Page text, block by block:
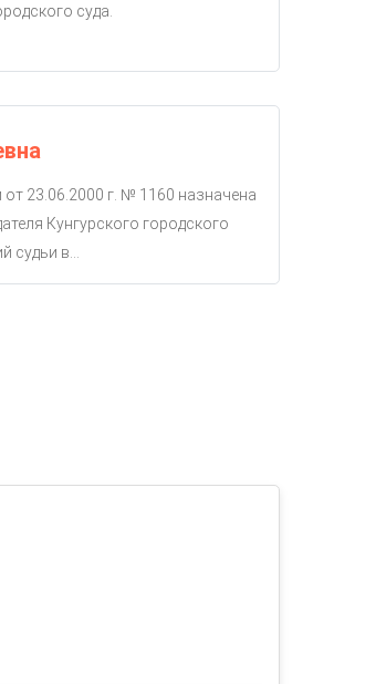
суда.
23.06.2000 г. № 1160 назначена
Кунгурского городского
в...